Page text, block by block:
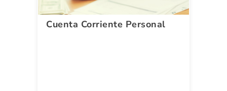
Cuenta Corriente Personal